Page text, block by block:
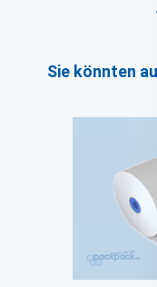
Sie könnten